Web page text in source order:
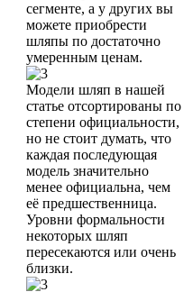
сегменте, а у других вы
можете приобрести
шляпы по достаточно
умеренным ценам.
Модели шляп в нашей
статье отсортированы по
степени официальности,
но не стоит думать, что
каждая последующая
модель значительно
менее официальна, чем
её предшественница.
Уровни формальности
некоторых шляп
пересекаются или очень
близки.